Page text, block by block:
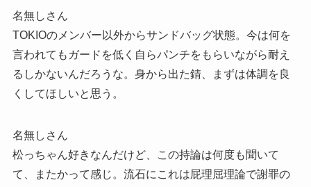
名無しさん
TOKIOのメンバー以外からサンドバッグ状態。今は何を
言われてもガードを低く自らパンチをもらいながら耐え
るしかないんだろうな。身から出た錆、まずは体調を良
くしてほしいと思う。
名無しさん
松っちゃん好きなんだけど、この持論は何度も聞いて
て、またかって感じ。流石にこれは屁理屈理論で謝罪の